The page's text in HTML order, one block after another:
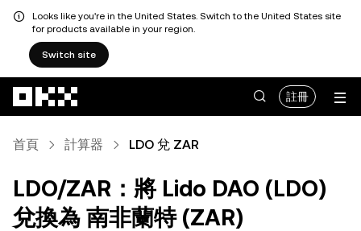
Looks like you're in the United States. Switch to the United States site
for products available in your region.
Switch site
註冊
首頁 計算器 LDO 兌 ZAR
LDO/ZAR：將 Lido DAO (LDO)
兌換為 南非蘭特 (ZAR)